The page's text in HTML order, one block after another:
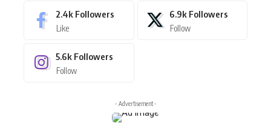
2.4k Followers
Like
6.9k Followers
Follow
5.6k Followers
Follow
- Advertisement -